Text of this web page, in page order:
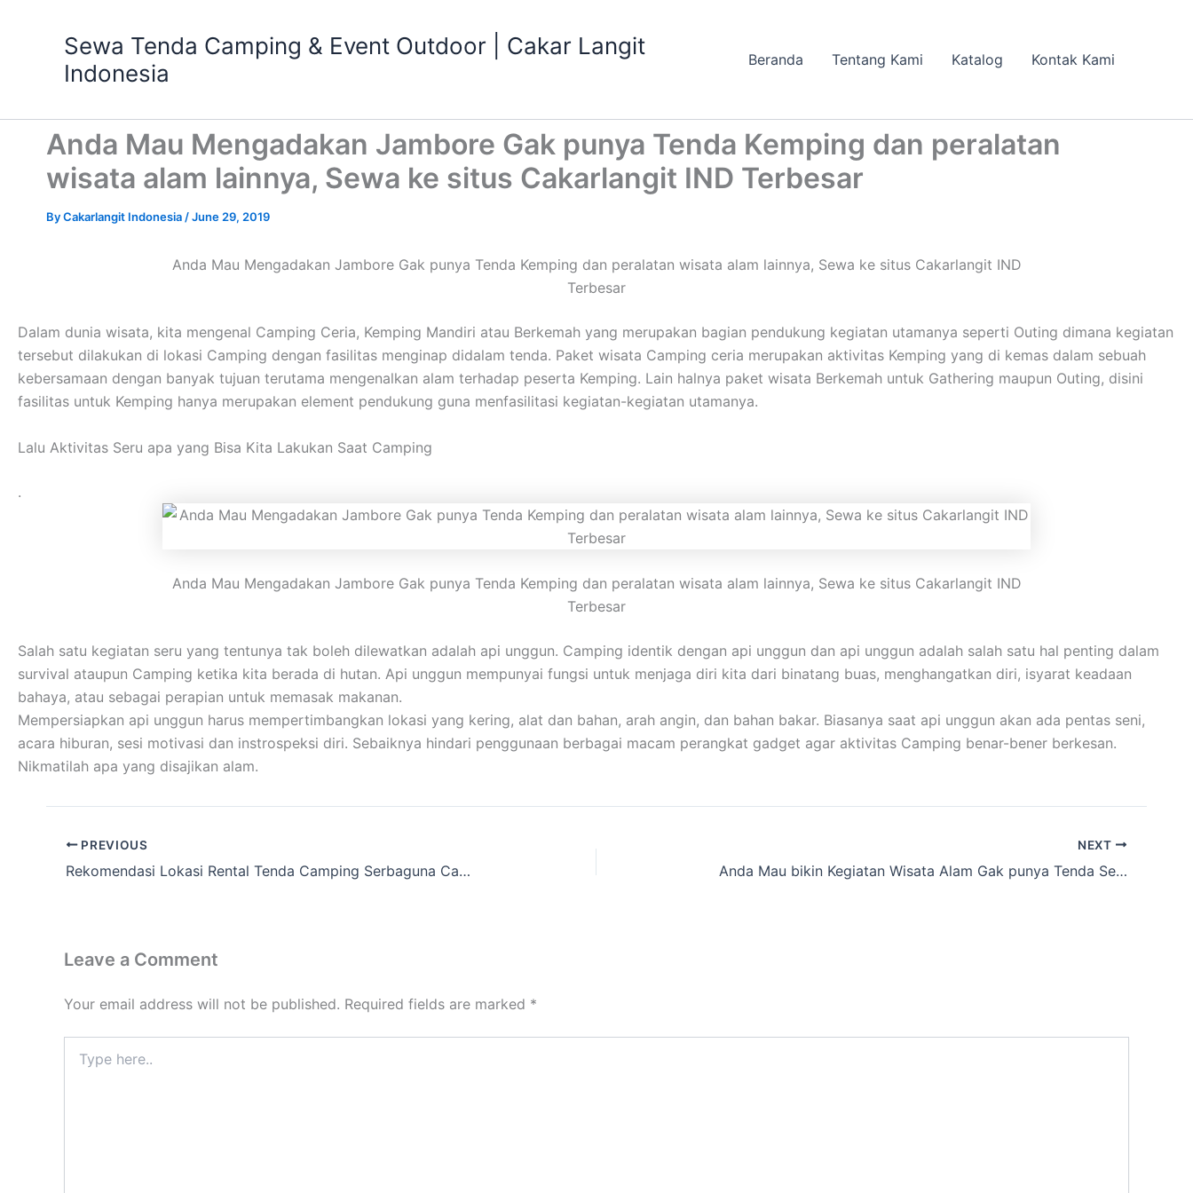
Sewa Tenda Camping & Event Outdoor | Cakar Langit
Indonesia
Beranda Tentang Kami Katalog Kontak Kami
Anda Mau Mengadakan Jambore Gak punya Tenda Kemping dan peralatan
wisata alam lainnya, Sewa ke situs Cakarlangit IND Terbesar
ByCakarlangit Indonesia /June 29, 2019
Anda Mau Mengadakan Jambore Gak punya Tenda Kemping dan peralatan wisata alam lainnya, Sewa ke situs Cakarlangit IND
Terbesar
Dalam dunia wisata, kita mengenal Camping Ceria, Kemping Mandiri atau Berkemah yang merupakan bagian pendukung kegiatan utamanya seperti Outing dimana kegiatan
tersebut dilakukan di lokasi Camping dengan fasilitas menginap didalam tenda. Paket wisata Camping ceria merupakan aktivitas Kemping yang di kemas dalam sebuah
kebersamaan dengan banyak tujuan terutama mengenalkan alam terhadap peserta Kemping. Lain halnya paket wisata Berkemah untuk Gathering maupun Outing, disini
fasilitas untuk Kemping hanya merupakan element pendukung guna menfasilitasi kegiatan-kegiatan utamanya.
Lalu Aktivitas Seru apa yang Bisa Kita Lakukan Saat Camping
.
Anda Mau Mengadakan Jambore Gak punya Tenda Kemping dan peralatan wisata alam lainnya, Sewa ke situs Cakarlangit IND
Terbesar
Salah satu kegiatan seru yang tentunya tak boleh dilewatkan adalah api unggun. Camping identik dengan api unggun dan api unggun adalah salah satu hal penting dalam
survival ataupun Camping ketika kita berada di hutan. Api unggun mempunyai fungsi untuk menjaga diri kita dari binatang buas, menghangatkan diri, isyarat keadaan
bahaya, atau sebagai perapian untuk memasak makanan.
Mempersiapkan api unggun harus mempertimbangkan lokasi yang kering, alat dan bahan, arah angin, dan bahan bakar. Biasanya saat api unggun akan ada pentas seni,
acara hiburan, sesi motivasi dan instrospeksi diri. Sebaiknya hindari penggunaan berbagai macam perangkat gadget agar aktivitas Camping benar-bener berkesan.
Nikmatilah apa yang disajikan alam.
PREVIOUS
Rekomendasi Lokasi Rental Tenda Camping Serbaguna Cakarlangit Ready Banyak
NEXT
Anda Mau bikin Kegiatan Wisata Alam Gak punya Tenda Serbaguna rental ke Cakarlangit Adventure Ajah
Leave a Comment
Your email address will not be published. Required fields are marked *
here..